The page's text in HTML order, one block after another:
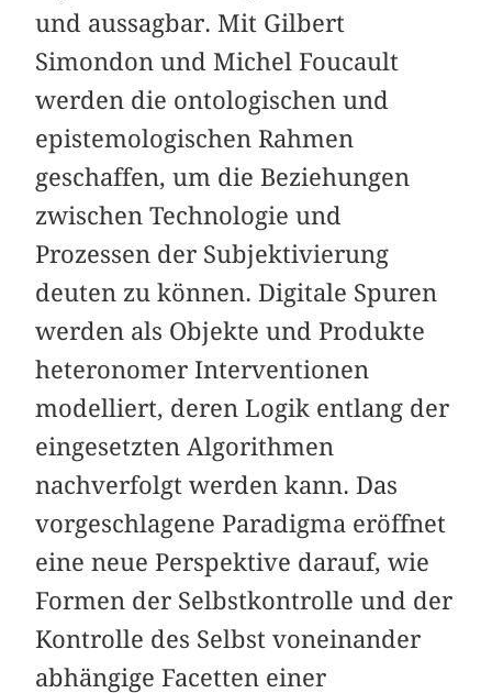
und aussagbar. Mit Gilbert
Simondon und Michel Foucault
werden die ontologischen und
epistemologischen Rahmen
geschaffen, um die Beziehungen
zwischen Technologie und
Prozessen der Subjektivierung
deuten zu können. Digitale Spuren
werden als Objekte und Produkte
heteronomer Interventionen
modelliert, deren Logik entlang der
eingesetzten Algorithmen
nachverfolgt werden kann. Das
vorgeschlagene Paradigma eröffnet
eine neue Perspektive darauf, wie
Formen der Selbstkontrolle und der
Kontrolle des Selbst voneinander
abhängige Facetten einer